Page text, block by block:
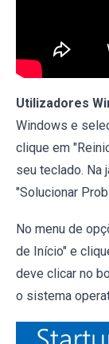
Utilizadores
Windows e
clique em
seu teclado. Na
"Solucionar
No menu de
de Início" e
deve clicar no
o sistema